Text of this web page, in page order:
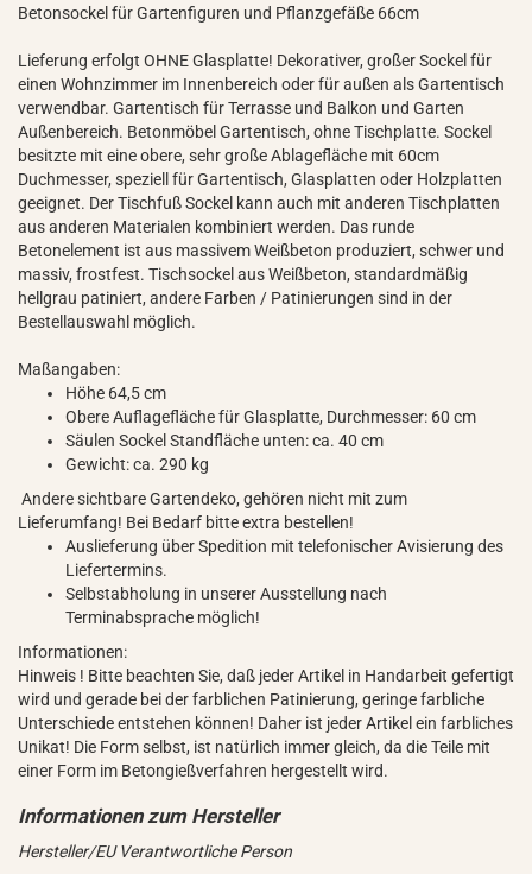
Betonsockel für Gartenfiguren und Pflanzgefäße 66cm
Lieferung erfolgt OHNE Glasplatte! Dekorativer, großer Sockel für
einen Wohnzimmer im Innenbereich oder für außen als Gartentisch
verwendbar. Gartentisch für Terrasse und Balkon und Garten
Außenbereich. Betonmöbel Gartentisch, ohne Tischplatte. Sockel
besitzte mit eine obere, sehr große Ablagefläche mit 60cm
Duchmesser, speziell für Gartentisch, Glasplatten oder Holzplatten
geeignet. Der Tischfuß Sockel kann auch mit anderen Tischplatten
aus anderen Materialen kombiniert werden. Das runde
Betonelement ist aus massivem Weißbeton produziert, schwer und
massiv, frostfest. Tischsockel aus Weißbeton, standardmäßig
hellgrau patiniert, andere Farben / Patinierungen sind in der
Bestellauswahl möglich.
Maßangaben:
Höhe 64,5 cm
Obere Auflagefläche für Glasplatte, Durchmesser: 60 cm
Säulen Sockel Standfläche unten: ca. 40 cm
Gewicht: ca. 290 kg
Andere sichtbare Gartendeko, gehören nicht mit zum
Lieferumfang! Bei Bedarf bitte extra bestellen!
Auslieferung über Spedition mit telefonischer Avisierung des
Liefertermins.
Selbstabholung in unserer Ausstellung nach
Terminabsprache möglich!
Informationen:
Hinweis ! Bitte beachten Sie, daß jeder Artikel in Handarbeit gefertigt
wird und gerade bei der farblichen Patinierung, geringe farbliche
Unterschiede entstehen können! Daher ist jeder Artikel ein farbliches
Unikat! Die Form selbst, ist natürlich immer gleich, da die Teile mit
einer Form im Betongießverfahren hergestellt wird.
Hersteller/EU Verantwortliche Person